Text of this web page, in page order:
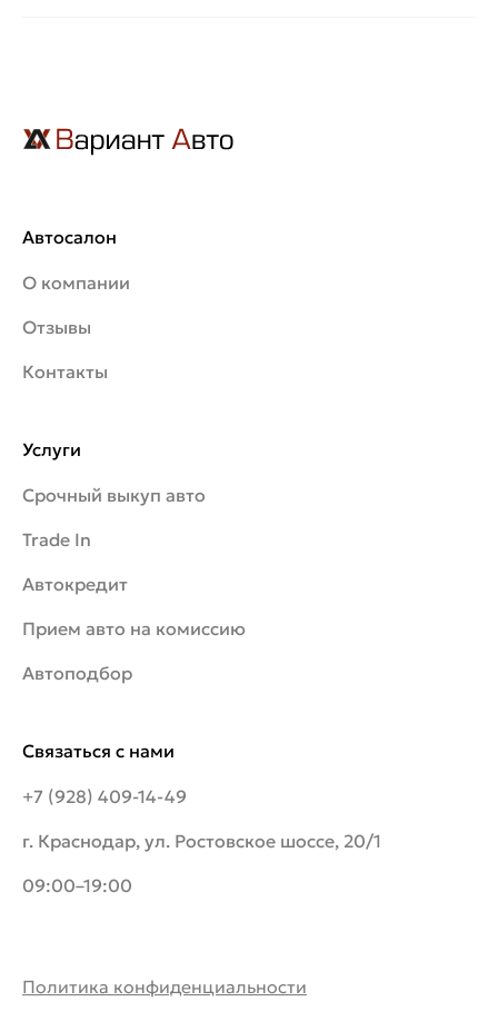
Автосалон
О компании
Отзывы
Контакты
Связаться с нами
+7 (928) 409-14-49
г. Краснодар, ул. Ростовское шоссе, 20/1
09:00–19:00
Услуги
Срочный выкуп авто
Trade In
Автокредит
Прием авто на комиссию
Автоподбор
Политика конфиденциальности